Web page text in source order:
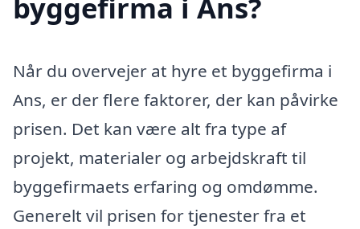
Når du overvejer at hyre et byggefirma i
Ans, er der flere faktorer, der kan påvirke
prisen. Det kan være alt fra type af
projekt, materialer og arbejdskraft til
byggefirmaets erfaring og omdømme.
Generelt vil prisen for tjenester fra et